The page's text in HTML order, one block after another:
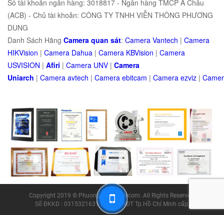
Số tài khoản ngân hàng: 3018817 - Ngân hàng TMCP Á Châu
(ACB) - Chủ tài khoản: CÔNG TY TNHH VIỄN THÔNG PHƯƠNG
DUNG
Danh Sách Hãng Camera quan sát: Camera Vantech | Camera
HIKVision | Camera Dahua | Camera KBVision | Camera
USVISION | Afiri | Camera UNV | Camera
Uniarch | Camera avtech | Camera ebitcam | Camera ezviz |
Copyright 2019 © Phuong Dung Telecom. All Rights Reserved.
Số ĐKKD : 0315321631 do Sở KHĐT Tp.Hồ Chí Minh cấp.